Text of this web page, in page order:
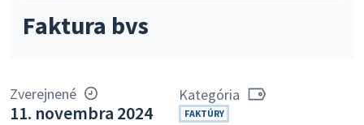
Faktura bvs
Zverejnené
11. novembra 2024
Kategória
FAKTÚRY